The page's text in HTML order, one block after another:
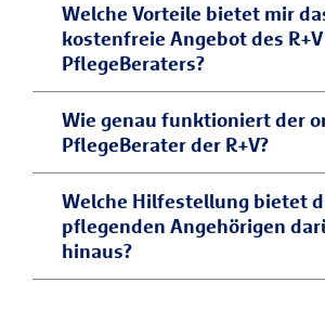
Welche Vorteile bietet mir
kostenfreie Angebot des R+V
PflegeBeraters?
Der R+V PflegeBerater bietet
wichtige Informationen und
rund um Ihre Pflegesituation.
sind leicht verständlich
werden von unseren Experten
Wie genau funktioniert der
PflegeBerater der R+V?
Der R+V PflegeBerater wird
Team aus Experten gepflegt
weiterentwickelt: Wir arbeiten
Welche Hilfestellung bietet
pflegenden Angehörigen
hinaus?